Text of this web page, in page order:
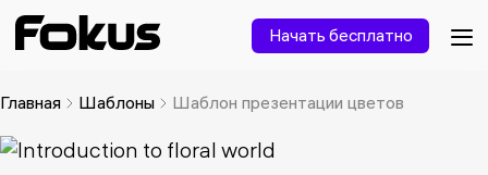
Начать бесплатно
Главная Шаблоны Шаблон презентации цветов